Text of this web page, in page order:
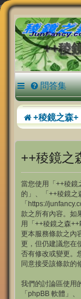
++稜
問答集
+稜鏡之森+
++稜鏡之
當您使用「++稜鏡
的」、「++稜鏡之
「https://
款之所有內容。如
用「++稜鏡之森
更本服務條款之內
更，但仍建議您在
否有修改或變更。
同意接受該條款的
我們的討論區使用
「phpBB 軟體」